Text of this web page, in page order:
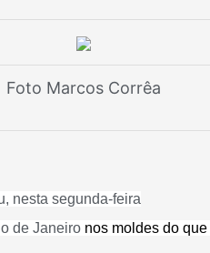
Foto Marcos Corrêa
nesta segunda-feira
de Janeiro nos moldes do